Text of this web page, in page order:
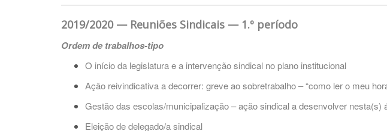
2019/2020 — Reuniões Sindicais — 1.º período
Ordem de trabalhos-tipo
O início da legislatura e a intervenção sindical no plano institucional
Ação reivindicativa a decorrer: greve ao sobretrabalho – “como ler o meu
Gestão das escolas/municipalização – ação sindical a desenvolver nesta(s)
Eleição de delegado/a sindical